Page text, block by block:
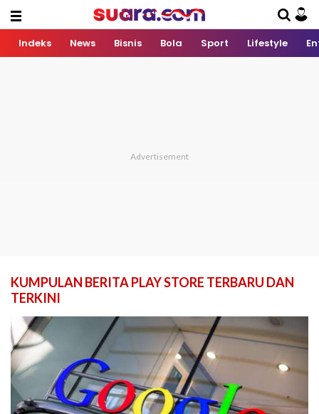
Indeks News Bisnis Bola Sport Lifestyle
KUMPULAN BERITA PLAY STORE TERBARU DAN
TERKINI